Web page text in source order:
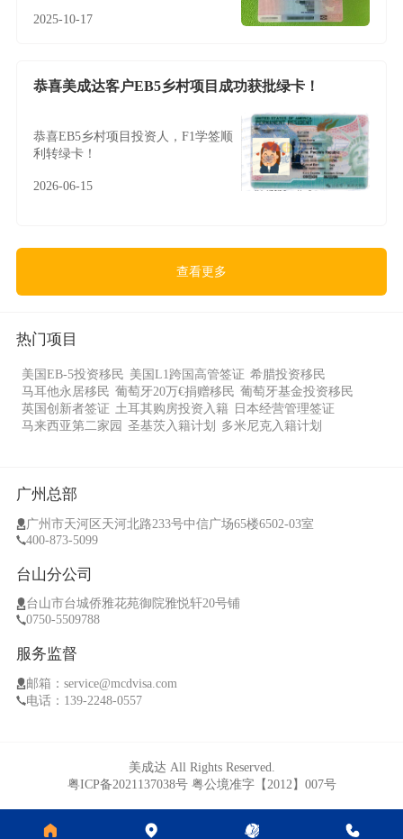
2025-10-17
恭喜美成达客户EB5乡村项目成功获批绿卡！
恭喜EB5乡村项目投资人，F1学签顺
利转绿卡！
2026-06-15
查看更多
热门项目
美国EB-5投资移民 美国L1跨国高管签证 希腊投资移民
马耳他永居移民 葡萄牙20万€捐赠移民 葡萄牙基金投资移民
英国创新者签证 土耳其购房投资入籍 日本经营管理签证
马来西亚第二家园 圣基茨入籍计划 多米尼克入籍计划
广州总部
广州市天河区天河北路233号中信广场65楼6502-03室
400-873-5099
台山分公司
台山市台城侨雅花苑御院雅悦轩20号铺
0750-5509788
服务监督
邮箱：service@mcdvisa.com
电话：139-2248-0557
美成达 All Rights Reserved.
粤ICP备2021137038号粤公境准字【2012】007号